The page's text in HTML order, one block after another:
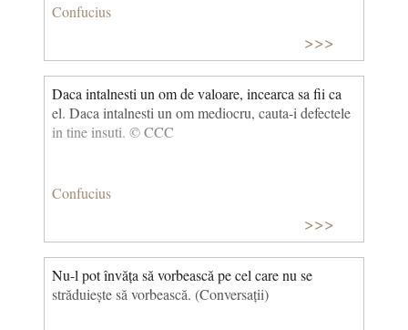
Confucius
>>>
Daca intalnesti un om de valoare, incearca sa fii ca
el. Daca intalnesti un om mediocru, cauta-i defectele
in tine insuti. © CCC
Confucius
>>>
Nu-l pot învăța să vorbească pe cel care nu se
străduiește să vorbească. (Conversații)